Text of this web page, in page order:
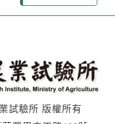
試驗所 版權所有